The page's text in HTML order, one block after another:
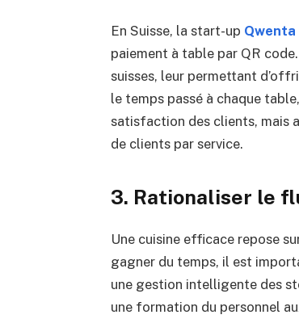
En Suisse, la start-up Qwenta
paiement à table par QR
suisses, leur permettant
le temps passé à chaque
satisfaction des clients, mais
de clients par service.
3. Rationaliser le
Une cuisine efficace repose
gagner du temps, il est
une gestion intelligente des
une formation du personnel